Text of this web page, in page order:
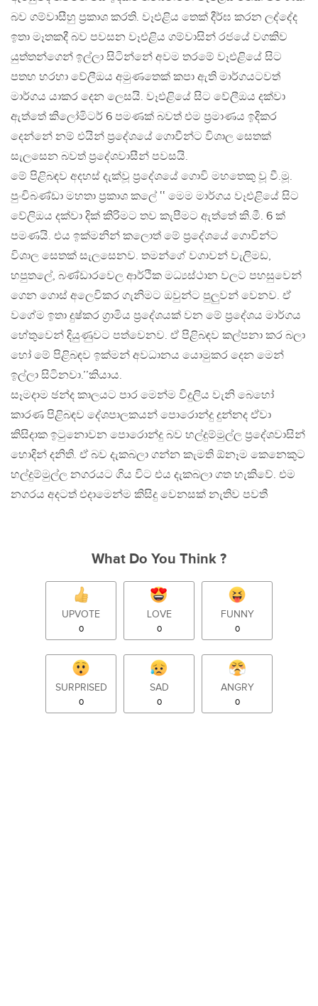
බව ගම්වාසීහු ප්‍රකාශ කරති. වෑඑළිය තෙක් දීර්ඝ කරන ලද්දේද
ඉතා මෑතකදී බව පවසන වෑඑළිය ගම්වාසින් රජයේ වගකිව
යුත්තන්ගෙන් ඉල්ලා සිටින්නේ අවම තරමේ වෑඑළියේ සිට
පතහ හරහා වේලීඔය අමුණතෙක් කපා ඇති මාර්ගයටවත්
මාර්ගය යාකර දෙන ලෙසයි. වෑඑළියේ සිට වේලීඔය දක්වා
ඇත්තේ කිලෝමිටර් 6 පමණක් බවත් එම ප්‍රමාණය ඉදිකර
දෙන්නේ නම් එයින් ප්‍රදේශයේ ගොවීන්ට විශාල සෙතක්
සැලසෙන බවත් ප්‍රදේශවාසීන් පවසයි.
මේ පිළිබඳව අදහස් දැක්වූ ප්‍රදේශයේ ගොවි මහතෙකු වූ වී.මූ.
පුංචිබණ්ඩා මහතා ප්‍රකාශ කලේ ‛‛ මෙම මාර්ගය වෑඑළියේ සිට
වේලිඔය දක්වා දික් කිරිමට තව කැපීමට ඇත්තේ කි.මී. 6 ක්
පමණයි. එය ඉක්මනින් කලොත් මේ ප්‍රදේශයේ ගොවින්ට
විශාල සෙතක් සැලසෙනව. තමන්ගේ වගාවන් වැලිමඩ,
හපුතලේ, බණ්ඩාරවෙල ආර්ථික මධ්‍යස්ථාන වලට පහසුවෙන්
ගෙන ගොස් අලෙවිකර ගැනිමට ඔවුන්ට පුලුවන් වෙනව. ඒ
වගේම ඉතා දුෂ්කර ග්‍රාමිය ප්‍රදේශයක් වන මේ ප්‍රදේශය මාර්ගය
හේතුවෙන් දියුණුවට පත්වෙනව. ඒ පිළිබඳව කල්පනා කර බලා
හෝ මේ පිළිබඳව ඉක්මන් අවධානය යොමුකර දෙන මෙන්
ඉල්ලා සිටිනවා.’’කියාය.
සෑමදාම ඡන්ද කාලයට පාර මෙන්ම විදුලිය වැනි බෙහෝ
කාරණ පිළිබඳව දේශපාලකයන් පොරොන්දු දුන්නද ඒවා
කිසිදාක ඉටුනොවන පොරොන්දු බව හල්දුම්මුල්ල ප්‍රදේශවාසින්
හොදින් දනිති. ඒ බව දැකබලා ගන්න කැමති ඕනෑම කෙනෙකුට
හල්දුම්මුල්ල නගරයට ගිය විට එය දැකබලා ගත හැකිවේ. එම
නගරය අදටත් එදාමෙන්ම කිසිදු වෙනසක් නැතිව පවතී
What Do You Think ?
UPVOTE
0
LOVE
0
FUNNY
0
SURPRISED
0
SAD
0
ANGRY
0